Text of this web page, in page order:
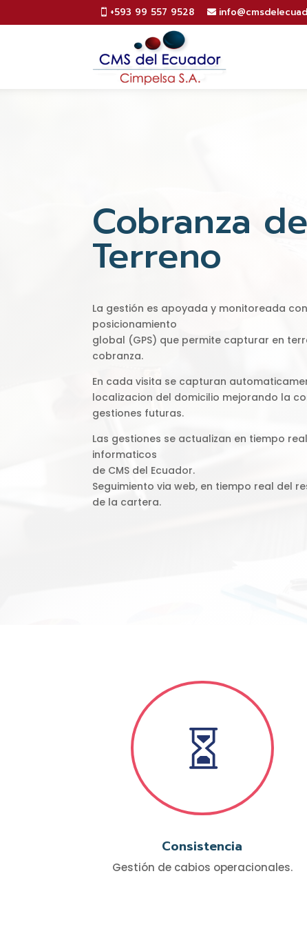
+593 99 557 9528
Cobranza de
Terreno
La gestión es apoyada y monitoreada
posicionamiento
global (GPS) que permite capturar en
cobranza.
En cada visita se capturan
localizacion del domicilio mejorando la
gestiones futuras.
Las gestiones se actualizan en tiempo
informaticos
de CMS del Ecuador.
Seguimiento via web, en tiempo real del
de la cartera.

Consistencia
Gestión de cabios operacionales.